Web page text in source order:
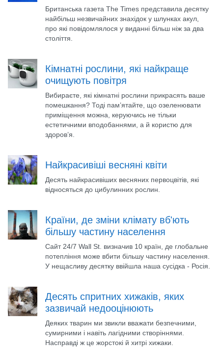
Британська газета The Times представила десятку
найбільш незвичайних знахідок у шлунках акул,
про які повідомлялося у виданні більш ніж за два
століття.
Кімнатні рослини, які найкраще
очищують повітря
Вибираєте, які кімнатні рослини прикрасять ваше
помешкання? Тоді пам’ятайте, що озеленювати
приміщення можна, керуючись не тільки
естетичними вподобаннями, а й користю для
здоров’я.
Найкрасивіші весняні квіти
Десять найкрасивіших весняних первоцвітів, які
відносяться до цибулинних рослин.
Країни, де зміни клімату вб'ють
більшу частину населення
Сайт 24/7 Wall St. визначив 10 країн, де глобальне
потепління може вбити більшу частину населення.
У нещасливу десятку ввійшла наша сусідка - Росія.
Десять спритних хижаків, яких
зазвичай недооцінюють
Деяких тварин ми звикли вважати безпечними,
сумирними і навіть лагідними створіннями.
Насправді ж це жорстокі й хитрі хижаки.